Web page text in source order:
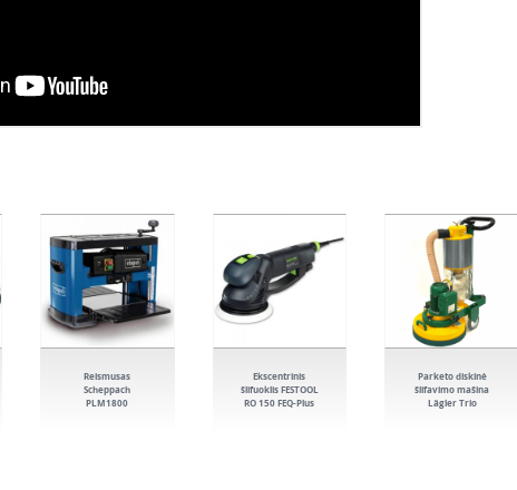
Reismusas
Scheppach
PLM1800
Ekscentrinis
šlifuoklis FESTOOL
RO 150 FEQ-Plus
Parketo diskinė
šlifavimo mašina
Lägler Trio